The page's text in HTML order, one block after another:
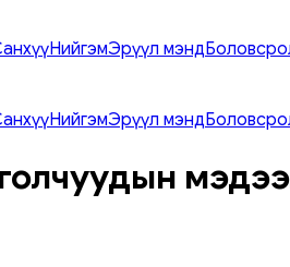
НийгэмЭрүүл мэнд
НийгэмЭрүүл мэнд